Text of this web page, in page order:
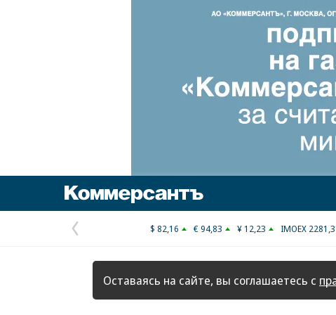
Предыдущая
страница
$ 82,16 € 94,83 ¥ 12,23 IMOEX
Оставаясь на сайте, вы соглашаетесь с